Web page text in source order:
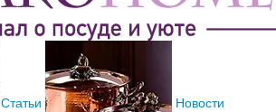
Статьи Новости